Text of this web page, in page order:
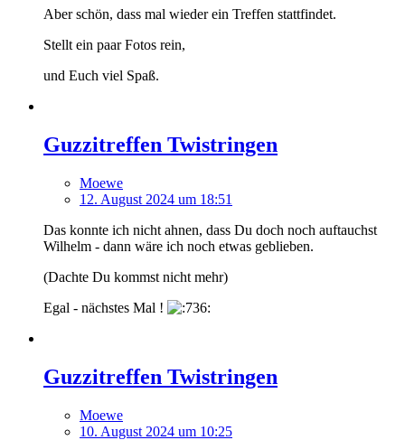
Aber schön, dass mal wieder ein Treffen stattfindet.
Stellt ein paar Fotos rein,
und Euch viel Spaß.
Guzzitreffen Twistringen
Moewe
12. August 2024 um 18:51
Das konnte ich nicht ahnen, dass Du doch noch auftauchst
Wilhelm - dann wäre ich noch etwas geblieben.
(Dachte Du kommst nicht mehr)
Egal - nächstes Mal !
Guzzitreffen Twistringen
Moewe
10. August 2024 um 10:25